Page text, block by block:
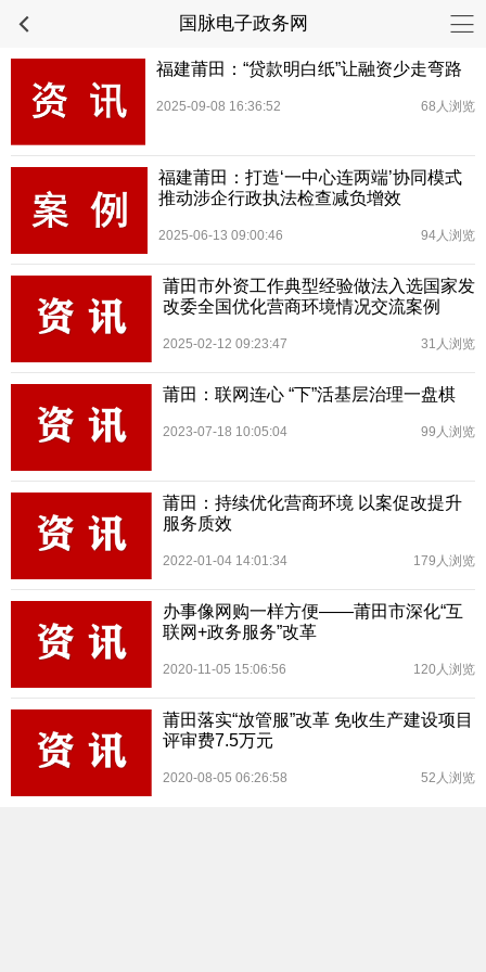
国脉电子政务网
福建莆田：“贷款明白纸”让融资少走弯路
2025-09-08 16:36:52 68人浏览
福建莆田：打造‘一中心连两端’协同模式
推动涉企行政执法检查减负增效
2025-06-13 09:00:46 94人浏览
莆田市外资工作典型经验做法入选国家发
改委全国优化营商环境情况交流案例
2025-02-12 09:23:47 31人浏览
莆田：联网连心 “下”活基层治理一盘棋
2023-07-18 10:05:04 99人浏览
莆田：持续优化营商环境 以案促改提升
服务质效
2022-01-04 14:01:34 179人浏览
办事像网购一样方便——莆田市深化“互
联网+政务服务”改革
2020-11-05 15:06:56 120人浏览
莆田落实“放管服”改革 免收生产建设项目
评审费7.5万元
2020-08-05 06:26:58 52人浏览